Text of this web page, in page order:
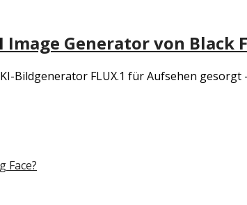
Generator von Black
Bildgenerator FLUX.1 für Aufsehen gesorgt